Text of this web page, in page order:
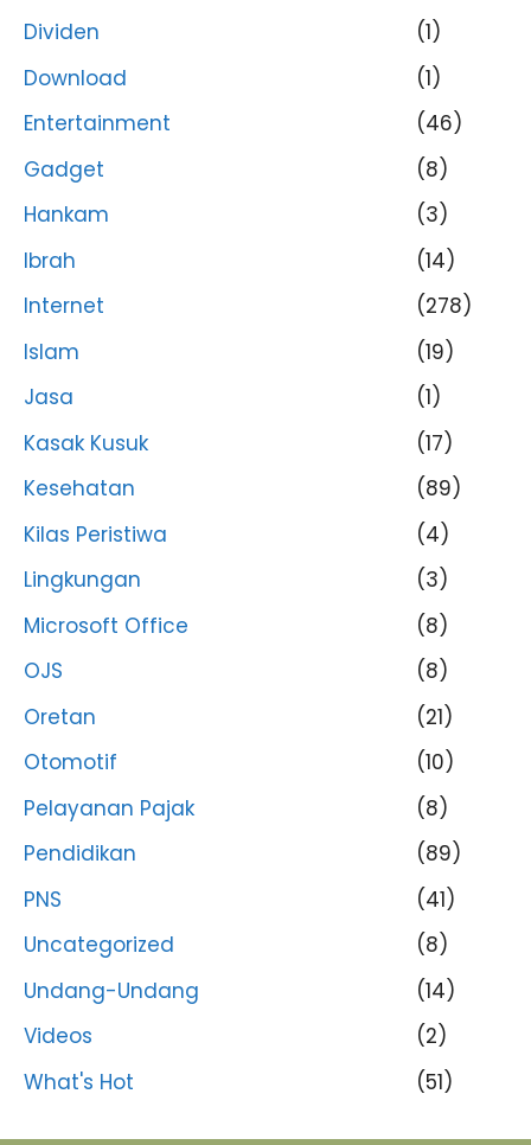
Dividen
(1)
Download
(1)
Entertainment
(46)
Gadget
(8)
Hankam
(3)
Ibrah
(14)
Internet
(278)
Islam
(19)
Jasa
(1)
Kasak Kusuk
(17)
Kesehatan
(89)
Kilas Peristiwa
(4)
Lingkungan
(3)
Microsoft Office
(8)
OJS
(8)
Oretan
(21)
Otomotif
(10)
Pelayanan Pajak
(8)
Pendidikan
(89)
PNS
(41)
Uncategorized
(8)
Undang-Undang
(14)
Videos
(2)
What's Hot
(51)